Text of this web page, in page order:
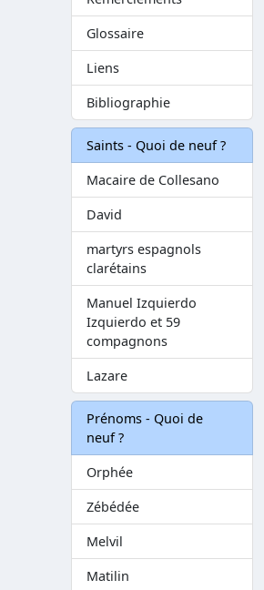
Glossaire
Liens
Bibliographie
Saints - Quoi de neuf ?
Macaire de Collesano
David
martyrs espagnols
clarétains
Manuel Izquierdo
Izquierdo et 59
compagnons
Lazare
Prénoms - Quoi de
neuf ?
Orphée
Zébédée
Melvil
Matilin